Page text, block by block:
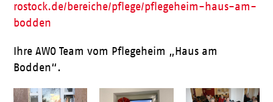
rostock.de/bereiche/pflege/pflegeheim-haus-am-
bodden
Ihre AWO Team vom Pflegeheim „Haus am
Bodden“.